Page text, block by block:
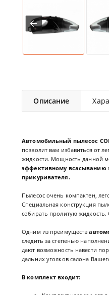
Описание
Автомобильный пылесос
позволит вам избавиться от
жидкости. Мощность данной
эффективному всасыванию
прикуривателя.
Пылесос очень компактен,
Специальная конструкция
собирать пролитую жидкость.
Одним из преимуществ
следить за степенью
дают возможность навести
дальних уголков салона
В комплект входит: